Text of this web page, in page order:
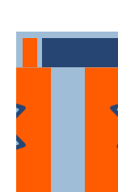
primera
todas